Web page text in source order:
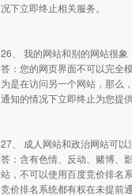
况下立即终止相关服务。
26、 我的网站和别的网站很
答：您的网页界面不可以完全
为是在访问另一个网站，那么
通知的情况下立即终止为您提
27、 成人网站和政治网站可
答：含有色情、反动、赌博、
站，不可以使用百度竞价排名
竞价排名系统都有权在未提前